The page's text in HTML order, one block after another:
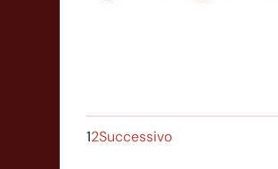
12Successivo